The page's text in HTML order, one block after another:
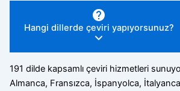
Hangi dillerde çeviri yapıyorsunuz?
191 dilde kapsamlı çeviri hizmetleri
Almanca, Fransızca, İspanyolca,